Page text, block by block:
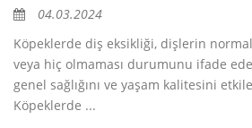
04.03.2024
Köpeklerde diş eksikliği, dişlerin
veya hiç olmaması durumunu ifade
genel sağlığını ve yaşam kalitesini
Köpeklerde ...